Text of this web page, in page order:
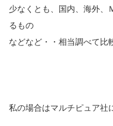
少なくとも、国内、海外、
るもの
などなど・・相当調べて比
私の場合はマルチピュア社